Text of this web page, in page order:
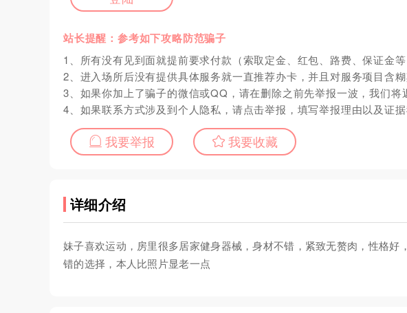
站长提醒：参考如下攻略防范骗子
1、所有没有见到面就提前要求付款（索取定金、红包、路费、保证金等
2、进入场所后没有提供具体服务就一直推荐办卡，并且对服务项目含糊
3、如果你加上了骗子的微信或QQ，请在删除之前先举报一波，我们将
4、如果联系方式涉及到个人隐私，请点击举报，填写举报理由以及证据
我要举报 我要收藏
详细介绍
妹子喜欢运动，房里很多居家健身器械，身材不错，紧致无赘肉，性格好
错的选择，本人比照片显老一点